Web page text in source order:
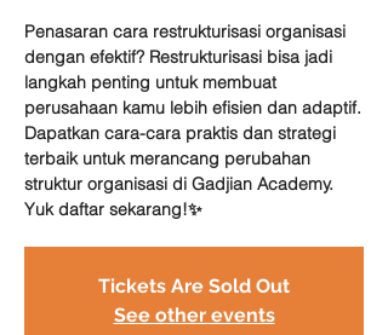
Penasaran cara restrukturisasi organisasi
dengan efektif? Restrukturisasi bisa jadi
langkah penting untuk membuat
perusahaan kamu lebih efisien dan adaptif.
Dapatkan cara-cara praktis dan strategi
terbaik untuk merancang perubahan
struktur organisasi di Gadjian Academy.
Yuk daftar sekarang!✨
Tickets Are Sold Out
See other events